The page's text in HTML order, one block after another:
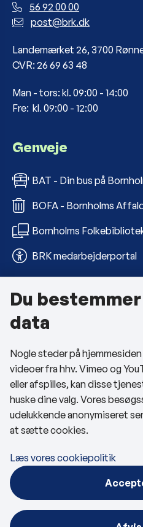
56 92 00 00
post@brk.dk
Landemærket 26, 3700
CVR: 26 69 63 48
Man - tors: kl. 09:00 - 14:00
Fre: kl. 09:00 - 12:00
Genveje
BAT - Din bus på
BOFA - Bornholms
Bornholms
BRK medarbejderportal
Om kommunen
Kontakt os
Telefon- og åbningstider
Privatlivspolitik
Cookies
Følg os
BRK på Facebook
Du
data
Nogle steder på
videoer fra hhv. Vimeo og
eller afspilles, kan disse
huske dine valg. Vores
udelukkende anonymiseret
at sætte cookies.
Læs vores cookiepolitik